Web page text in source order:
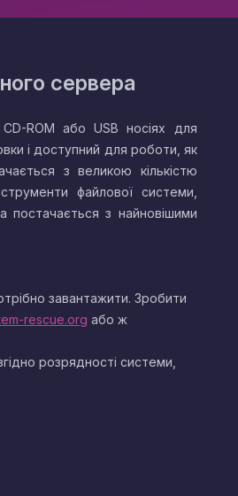
сервера
ROM або USB носіях для
і доступний для роботи, як
з великою кількістю
файлової системи,
постачається з найновішими
завантажити. Зробити
rescue.org або ж
розрядності системи,